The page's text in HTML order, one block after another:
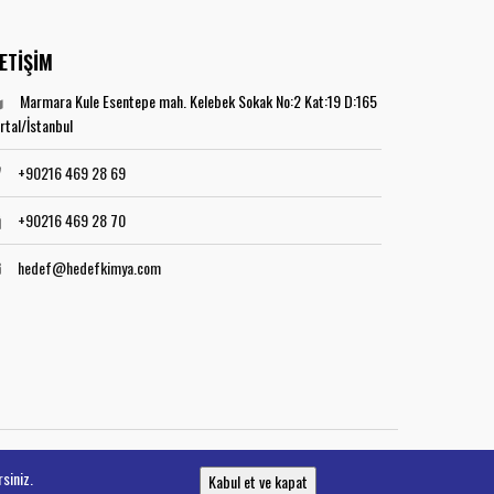
Marmara Kule Esentepe mah. Kelebek Sokak No:2 Kat:19 D:165
İstanbul
+90216 469 28 69
+90216 469 28 70
hedef@hedefkimya.com
Kabul et ve kapat